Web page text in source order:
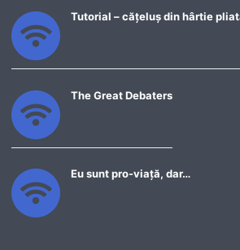
Tutorial – cățeluș din hârtie
The Great Debaters
Eu sunt pro-viață, dar…